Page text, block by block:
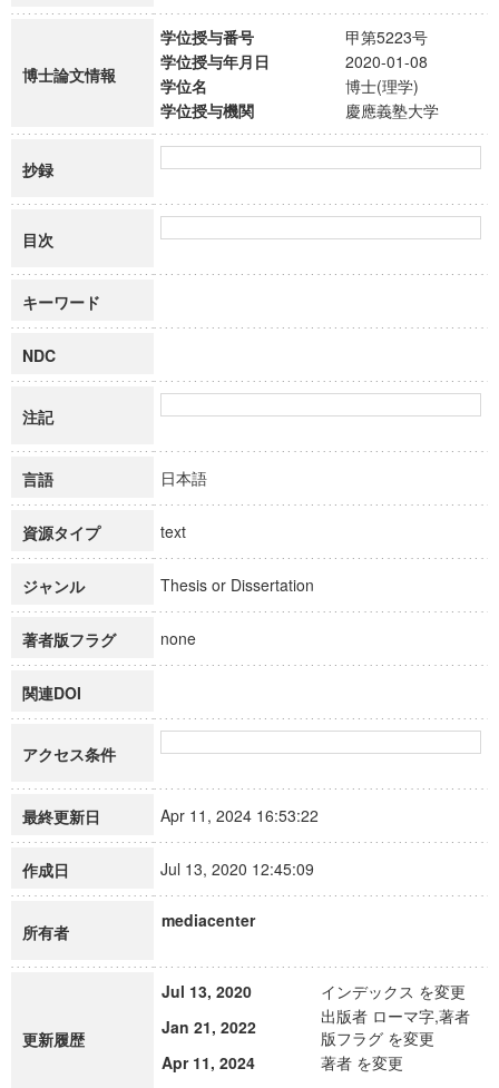
博士論文情報
学位授与番号
甲第5223号
学位授与年月日
2020-01-08
学位名
博士(理学)
学位授与機関
慶應義塾大学
抄録
目次
キーワード
NDC
注記
言語 日本語
資源タイプ text
ジャンル Thesis or Dissertation
著者版フラグ none
関連DOI
アクセス条件
最終更新日 Apr 11, 2024 16:53:22
作成日 Jul 13, 2020 12:45:09
所有者
mediacenter
更新履歴
Jul 13, 2020
インデックス を変更
Jan 21, 2022
出版者 ローマ字,著者
版フラグ を変更
Apr 11, 2024
著者 を変更